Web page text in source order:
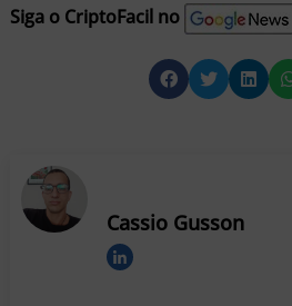
Siga o CriptoFacil no
Cassio Gusson